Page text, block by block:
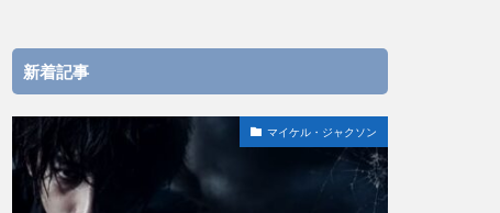
新着記事
マイケル・ジャクソン